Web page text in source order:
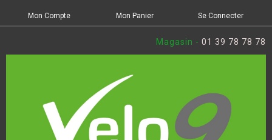
Mon Compte Mon Panier Se Connecter
Magasin - 01 39 78 78 78